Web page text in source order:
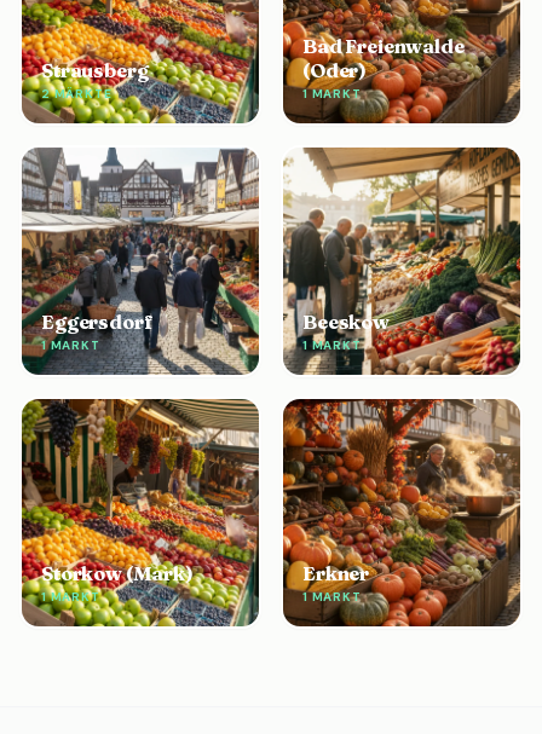
Strausberg
2 MÄRKTE
Bad Freienwalde
(Oder)
1 MARKT
Eggersdorf
1 MARKT
Beeskow
1 MARKT
Storkow (Mark)
1 MARKT
Erkner
1 MARKT